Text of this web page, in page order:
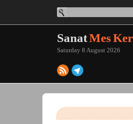
SanatMes
Saturday 8 August 2026